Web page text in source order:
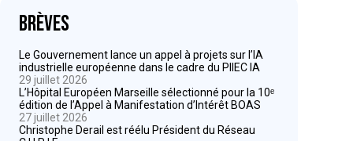
Brèves
Le Gouvernement lance un appel à projets sur l’IA
industrielle européenne dans le cadre du PIIEC IA
29 juillet 2026
L’Hôpital Européen Marseille sélectionné pour la 10ᵉ
édition de l’Appel à Manifestation d’Intérêt BOAS
27 juillet 2026
Christophe Derail est réélu Président du Réseau